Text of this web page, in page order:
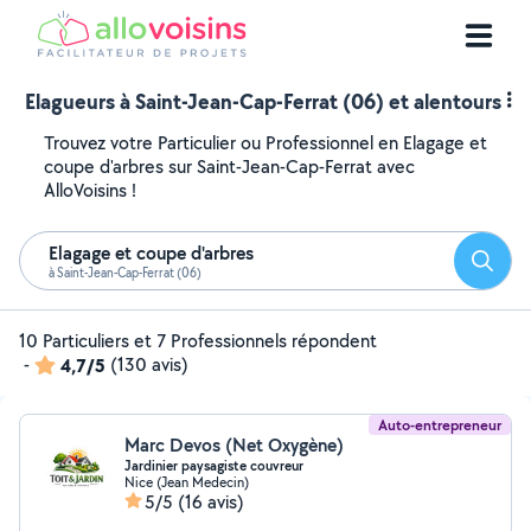
Elagueurs à Saint-Jean-Cap-Ferrat (06) et alentours
Trouvez votre Particulier ou Professionnel en Elagage et
coupe d'arbres sur Saint-Jean-Cap-Ferrat avec
AlloVoisins !
Elagage et coupe d'arbres
à Saint-Jean-Cap-Ferrat (06)
10 Particuliers et 7 Professionnels répondent
-
4,7/5 (130 avis)
Auto-entrepreneur
Marc Devos (Net Oxygène)
Jardinier paysagiste couvreur
Nice (Jean Medecin)
5/5 (16 avis)